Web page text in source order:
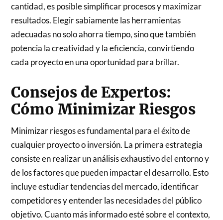
cantidad, es posible simplificar procesos y maximizar
resultados. Elegir sabiamente las herramientas
adecuadas no solo ahorra tiempo, sino que también
potencia la creatividad y la eficiencia, convirtiendo
cada proyecto en una oportunidad para brillar.
Consejos de Expertos:
Cómo Minimizar Riesgos
Minimizar riesgos es fundamental para el éxito de
cualquier proyecto o inversión. La primera estrategia
consiste en realizar un análisis exhaustivo del entorno y
de los factores que pueden impactar el desarrollo. Esto
incluye estudiar tendencias del mercado, identificar
competidores y entender las necesidades del público
objetivo. Cuanto más informado esté sobre el contexto,